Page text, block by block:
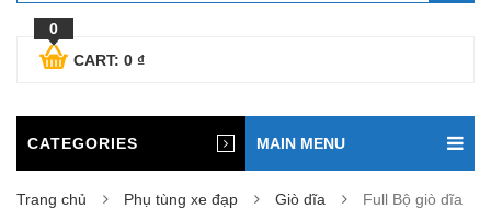
0
CART: 0 ₫
CATEGORIES MAIN MENU
Trang chủ Phụ tùng xe đạp Giò dĩa
Full Bộ giò dĩa